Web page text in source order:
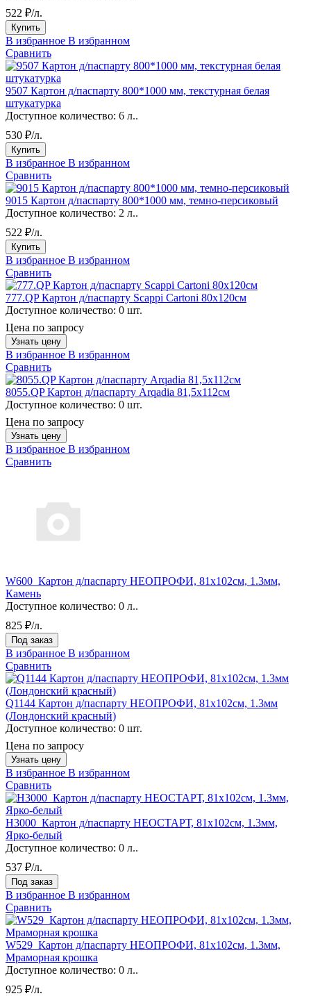
522 ₽/л.
Купить
В избранное В избранном
Сравнить
9507 Картон д/паспарту 800*1000 мм, текстурная белая
штукатурка
Доступное количество: 6 л..
530 ₽/л.
Купить
В избранное В избранном
Сравнить
9015 Картон д/паспарту 800*1000 мм, темно-персиковый
Доступное количество: 2 л..
522 ₽/л.
Купить
В избранное В избранном
Сравнить
777.QP Картон д/паспарту Scappi Cartoni 80х120см
Доступное количество: 0 шт.
Цена по запросу
Узнать цену
В избранное В избранном
Сравнить
8055.QP Картон д/паспарту Arqadia 81,5х112см
Доступное количество: 0 шт.
Цена по запросу
Узнать цену
В избранное В избранном
Сравнить
W600_Картон д/паспарту НЕОПРОФИ, 81x102см, 1.3мм,
Камень
Доступное количество: 0 л..
825 ₽/л.
Под заказ
В избранное В избранном
Сравнить
Q1144 Картон д/паспарту НЕОПРОФИ, 81x102см, 1.3мм
(Лондонский красный)
Доступное количество: 0 шт.
Цена по запросу
Узнать цену
В избранное В избранном
Сравнить
H3000_Картон д/паспарту НЕОСТАРТ, 81x102см, 1.3мм,
Ярко-белый
Доступное количество: 0 л..
537 ₽/л.
Под заказ
В избранное В избранном
Сравнить
W529_Картон д/паспарту НЕОПРОФИ, 81x102см, 1.3мм,
Мраморная крошка
Доступное количество: 0 л..
925 ₽/л.